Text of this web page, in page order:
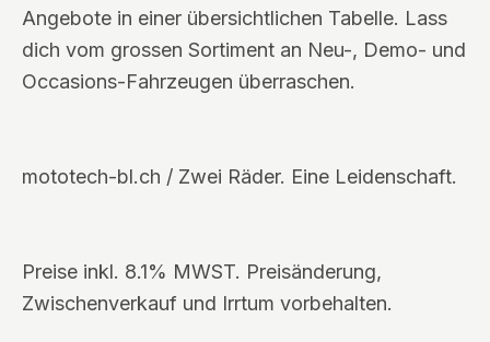
Angebote in einer übersichtlichen Tabelle. Lass
dich vom grossen Sortiment an Neu-, Demo- und
Occasions-Fahrzeugen überraschen.
mototech-bl.ch / Zwei Räder. Eine Leidenschaft.
Preise inkl. 8.1% MWST. Preisänderung,
Zwischenverkauf und Irrtum vorbehalten.